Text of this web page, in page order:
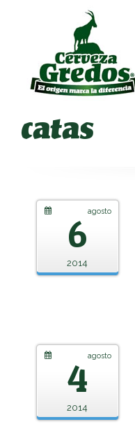
catas
6agosto
2014
4agosto
2014